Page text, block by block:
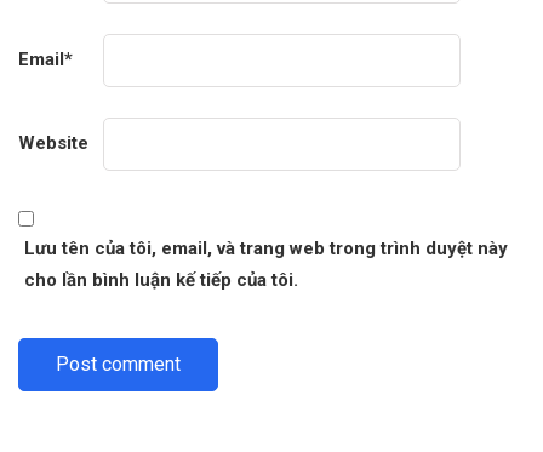
Email*
Website
Lưu tên của tôi, email, và trang web trong trình duyệt này
cho lần bình luận kế tiếp của tôi.